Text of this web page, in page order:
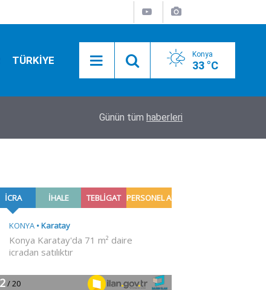
TÜRKİYE Konya
33 °C
Konya'da bugün vefat edenler! 6 Ağustos 2026
Günün tüm haberleri